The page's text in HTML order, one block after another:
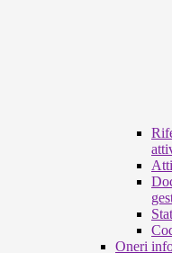
Oneri